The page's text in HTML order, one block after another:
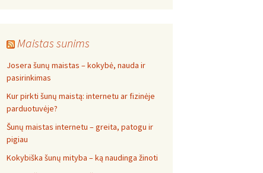
Maistas sunims
Josera šunų maistas – kokybė, nauda ir
pasirinkimas
Kur pirkti šunų maistą: internetu ar fizinėje
parduotuvėje?
Šunų maistas internetu – greita, patogu ir
pigiau
Kokybiška šunų mityba – ką naudinga žinoti